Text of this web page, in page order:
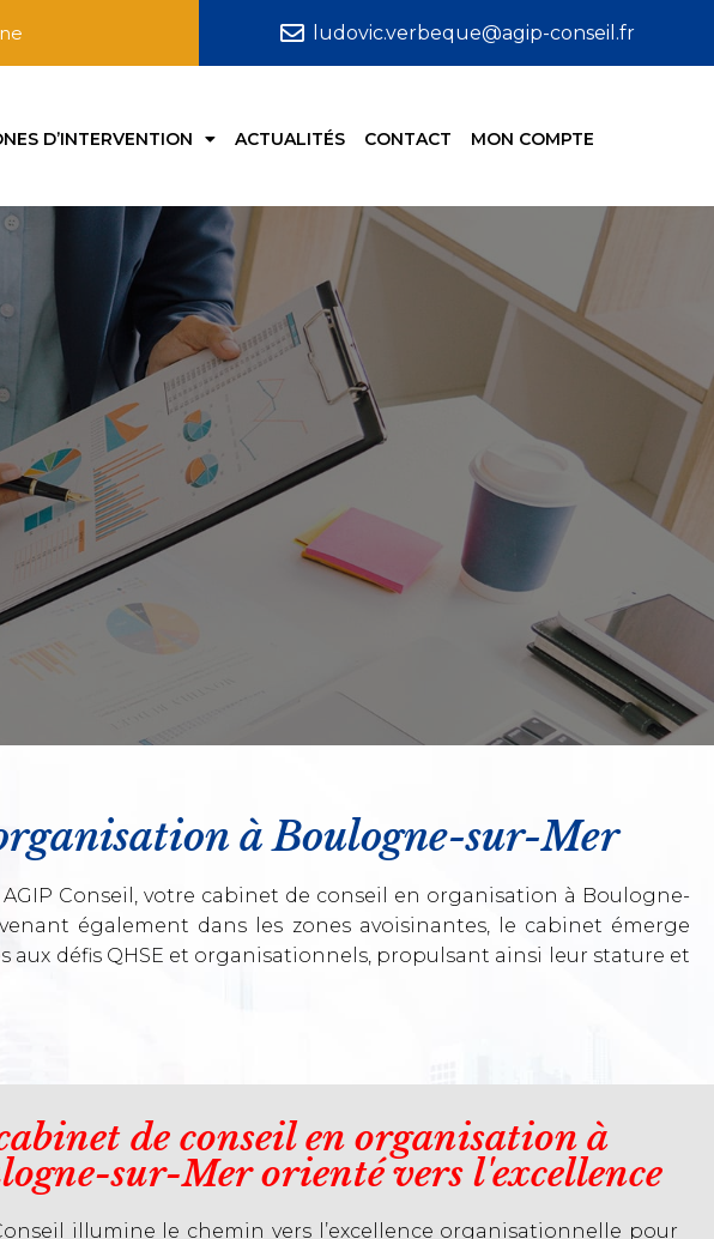
ludovic.verbeque@agip-conseil.fr
D’INTERVENTION ACTUALITÉS CONTACT MON COMPTE
à Boulogne-sur-Mer
Conseil, votre cabinet de conseil en organisation à Boulogne-
également dans les zones avoisinantes, le cabinet émerge
défis QHSE et organisationnels, propulsant ainsi leur stature et
de conseil en organisation à
sur-Mer orienté vers l'excellence
illumine le chemin vers l’excellence organisationnelle pour